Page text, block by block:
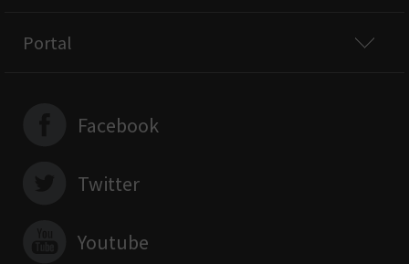
Portal
Facebook
Twitter
Youtube